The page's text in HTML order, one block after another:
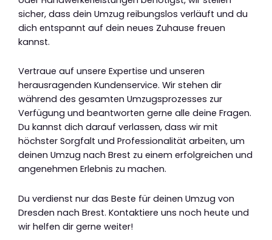
sicher, dass dein Umzug reibungslos verläuft und du
dich entspannt auf dein neues Zuhause freuen
kannst.
Vertraue auf unsere Expertise und unseren
herausragenden Kundenservice. Wir stehen dir
während des gesamten Umzugsprozesses zur
Verfügung und beantworten gerne alle deine Fragen.
Du kannst dich darauf verlassen, dass wir mit
höchster Sorgfalt und Professionalität arbeiten, um
deinen Umzug nach Brest zu einem erfolgreichen und
angenehmen Erlebnis zu machen.
Du verdienst nur das Beste für deinen Umzug von
Dresden nach Brest. Kontaktiere uns noch heute und
wir helfen dir gerne weiter!